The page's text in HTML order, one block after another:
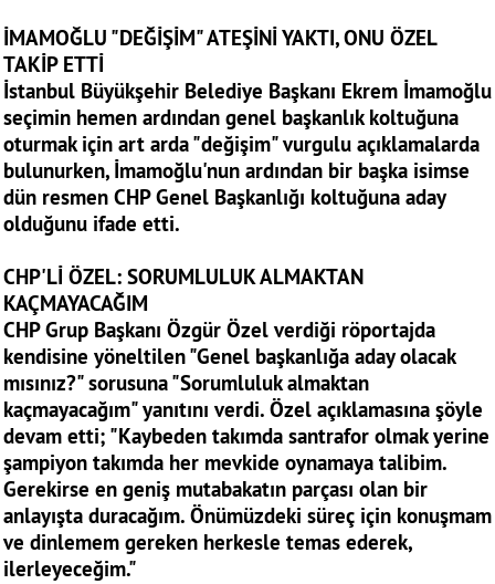
İMAMOĞLU "DEĞİŞİM" ATEŞİNİ YAKTI, ONU ÖZEL
TAKİP ETTİ
İstanbul Büyükşehir Belediye Başkanı Ekrem İmamoğlu
seçimin hemen ardından genel başkanlık koltuğuna
oturmak için art arda "değişim" vurgulu açıklamalarda
bulunurken, İmamoğlu'nun ardından bir başka isimse
dün resmen CHP Genel Başkanlığı koltuğuna aday
olduğunu ifade etti.
CHP'Lİ ÖZEL: SORUMLULUK ALMAKTAN
KAÇMAYACAĞIM
CHP Grup Başkanı Özgür Özel verdiği röportajda
kendisine yöneltilen "Genel başkanlığa aday olacak
mısınız?" sorusuna "Sorumluluk almaktan
kaçmayacağım" yanıtını verdi. Özel açıklamasına şöyle
devam etti; "Kaybeden takımda santrafor olmak yerine
şampiyon takımda her mevkide oynamaya talibim.
Gerekirse en geniş mutabakatın parçası olan bir
anlayışta duracağım. Önümüzdeki süreç için konuşmam
ve dinlemem gereken herkesle temas ederek,
ilerleyeceğim."